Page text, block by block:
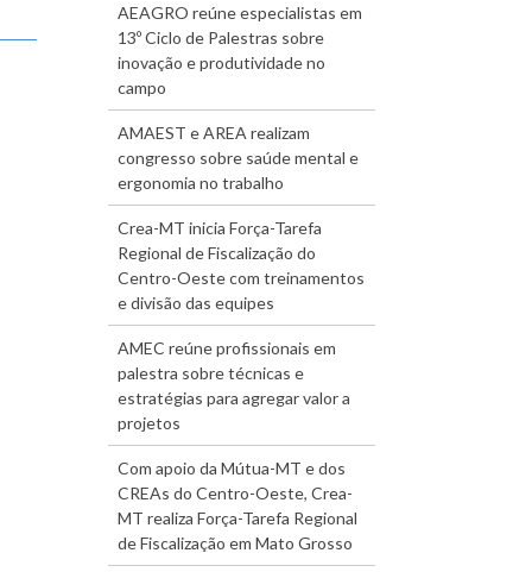
AEAGRO reúne especialistas em
13º Ciclo de Palestras sobre
inovação e produtividade no
campo
AMAEST e AREA realizam
congresso sobre saúde mental e
ergonomia no trabalho
Crea-MT inicia Força-Tarefa
Regional de Fiscalização do
Centro-Oeste com treinamentos
e divisão das equipes
AMEC reúne profissionais em
palestra sobre técnicas e
estratégias para agregar valor a
projetos
Com apoio da Mútua-MT e dos
CREAs do Centro-Oeste, Crea-
MT realiza Força-Tarefa Regional
de Fiscalização em Mato Grosso